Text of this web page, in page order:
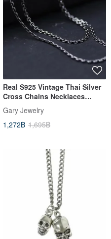
Real S925 Vintage Thai Silver
Cross Chains Necklaces
without Pendants
Gary Jewelry
1,272฿ 1,695฿